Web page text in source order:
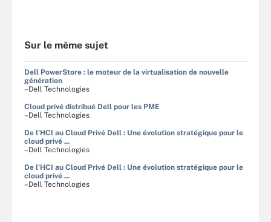
Sur le même sujet
Dell PowerStore : le moteur de la virtualisation de nouvelle
génération
–Dell Technologies
Cloud privé distribué Dell pour les PME
–Dell Technologies
De l'HCI au Cloud Privé Dell : Une évolution stratégique pour le
cloud privé ...
–Dell Technologies
De l'HCI au Cloud Privé Dell : Une évolution stratégique pour le
cloud privé ...
–Dell Technologies